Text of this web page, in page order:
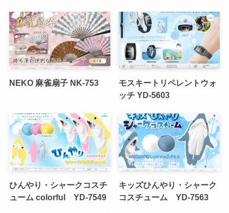
NEKO 麻雀扇子 NK-753
モスキートリペレントウォ
ッチ YD-5603
ひんやり・シャークコスチ
ューム colorful YD-7549
キッズひんやり・シャーク
コスチューム YD-7563